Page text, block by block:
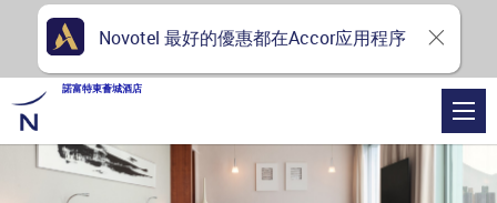
諾富特東薈城酒店
Novotel 最好的優惠都在Accor应用程序